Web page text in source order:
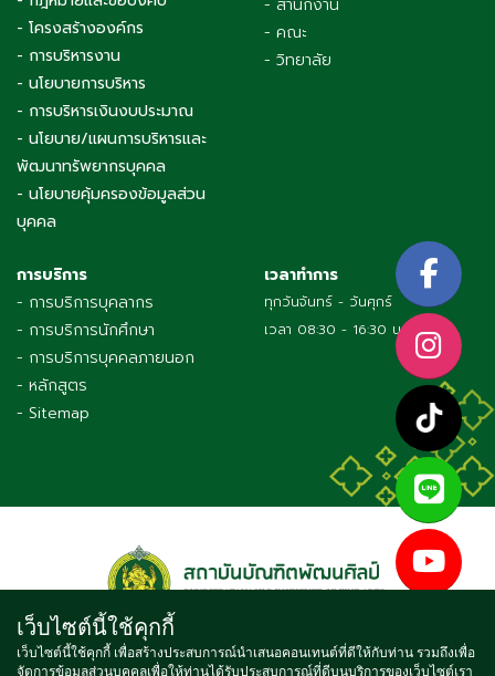
- โครงสร้างองค์กร
- การบริหารงาน
- นโยบายการบริหาร
- การบริหารเงินงบประมาณ
- นโยบาย/แผนการบริหารและ
พัฒนาทรัพยากรบุคคล
- นโยบายคุ้มครองข้อมูลส่วน
บุคคล
- คณะ
- วิทยาลัย
การบริการ
- การบริการบุคลากร
- การบริการนักศึกษา
- การบริการบุคคลภายนอก
- หลักสูตร
- Sitemap
เวลาทำการ
ทุกวันจันทร์ - วันศุกร์
เวลา 08:30 - 16:30 น.
เว็บไซต์นี้ใช้คุกกี้
เว็บไซต์นี้ใช้คุกกี้ เพื่อสร้างประสบการณ์นำเสนอคอนเทนต์ที่ดีให้กับท่าน รวมถึงเพื่อ
จัดการข้อมูลส่วนบุคคลเพื่อให้ท่านได้รับประสบการณ์ที่ดีบนบริการของเว็บไซต์เรา